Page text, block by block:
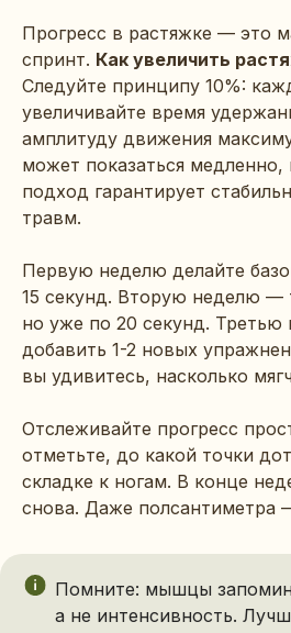
Прогресс в растяжке — это
спринт. Как увеличить
Следуйте принципу 10%:
увеличивайте время
амплитуду движения
может показаться
подход гарантирует
травм.
Первую неделю делайте
15 секунд. Вторую неделю —
но уже по 20 секунд.
добавить 1-2 новых
вы удивитесь, насколько
Отслеживайте прогресс
отметьте, до какой точки
складке к ногам. В конце
снова. Даже полсантиметра
Помните: мышцы
а не интенсивность.